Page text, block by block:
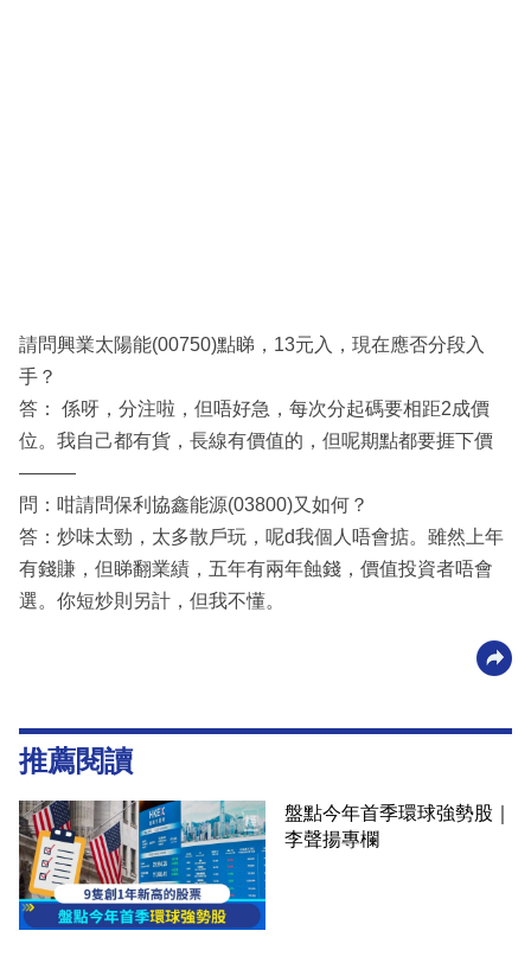
請問興業太陽能(00750)點睇，13元入，現在應否分段入
手？
答： 係呀，分注啦，但唔好急，每次分起碼要相距2成價
位。我自己都有貨，長線有價值的，但呢期點都要捱下價
———
問：咁請問保利協鑫能源(03800)又如何？
答：炒味太勁，太多散戶玩，呢d我個人唔會掂。雖然上年
有錢賺，但睇翻業績，五年有兩年蝕錢，價值投資者唔會
選。你短炒則另計，但我不懂。
推薦閱讀
盤點今年首季環球強勢股｜
李聲揚專欄